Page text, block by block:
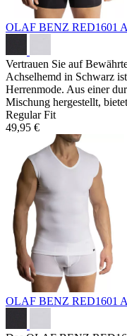
OLAF BENZ RED1601
Vertrauen Sie auf
Achselhemd in Schwarz
Herrenmode. Aus einer
Mischung hergestellt,
Regular Fit
49,95 €
OLAF BENZ RED1601